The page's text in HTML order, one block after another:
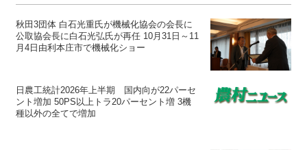
秋田3団体 白石光重氏が機械化協会の会長に
公取協会長に白石光弘氏が再任 10月31日～11
月4日由利本庄市で機械化ショー
日農工統計2026年上半期 国内向が22パーセ
ント増加 50PS以上トラ20パーセント増 3機
種以外の全てで増加